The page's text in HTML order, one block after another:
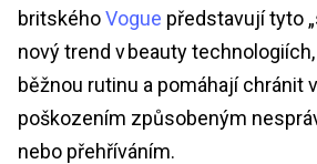
britskéhoVogue představují tyto
nový trend v beauty
běžnou rutinu a pomáhají chránit
poškozením způsobeným
nebo přehříváním.